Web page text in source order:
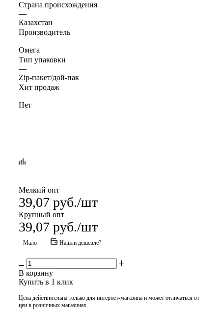
Страна происхождения
—
Казахстан
Производитель
—
Омега
Тип упаковки
—
Zip-пакет/дой-пак
Хит продаж
—
Нет
Мелкий опт
39,07 руб./шт
Крупный опт
39,07 руб./шт
Мало Нашли дешевле?
В корзину
Купить в 1 клик
Цена действительна только для интернет-магазина и может отличаться от
цен в розничных магазинах